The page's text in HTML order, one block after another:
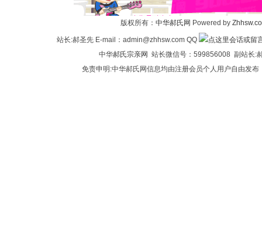
版权所有： 中华郝氏网 Powered by
站长:郝圣先 E-mail：admin@zhhsw.com QQ
中华郝氏宗亲网 站长微信号：599856008 副站长:
免责申明:中华郝氏网信息均由注册会员个人用户自由发